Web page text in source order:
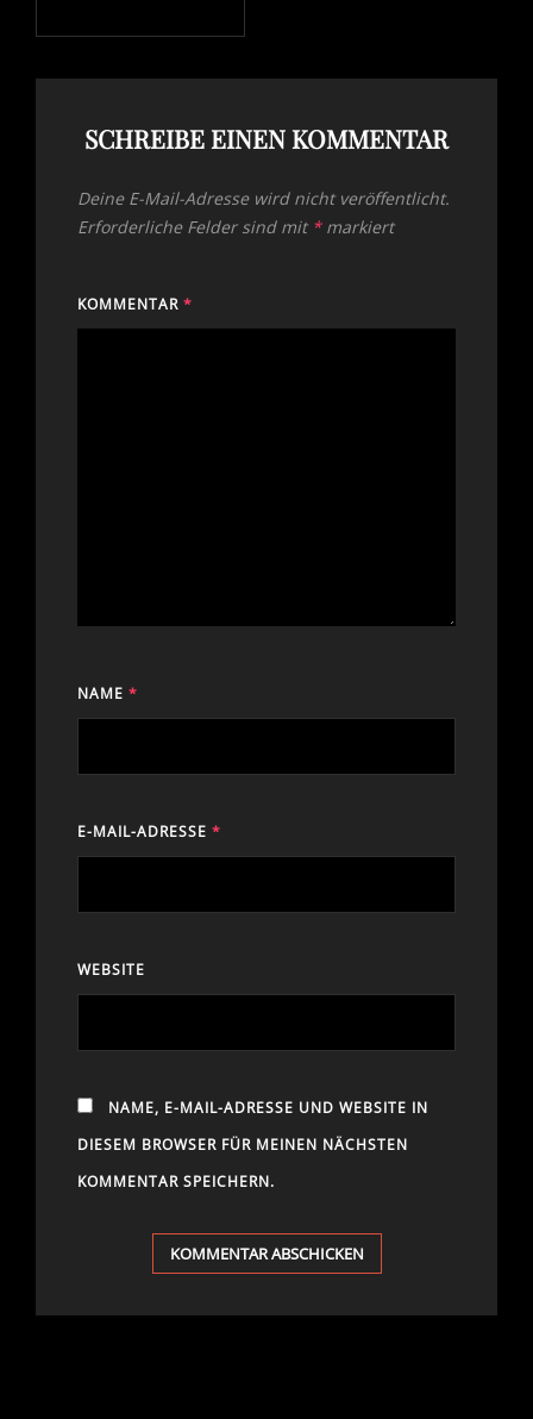
SCHREIBE EINEN KOMMENTAR
Deine E-Mail-Adresse wird nicht veröffentlicht.
Erforderliche Felder sind mit *markiert
KOMMENTAR *
NAME *
E-MAIL-ADRESSE *
WEBSITE
NAME, E-MAIL-ADRESSE UND WEBSITE IN
DIESEM BROWSER FÜR MEINEN NÄCHSTEN
KOMMENTAR SPEICHERN.